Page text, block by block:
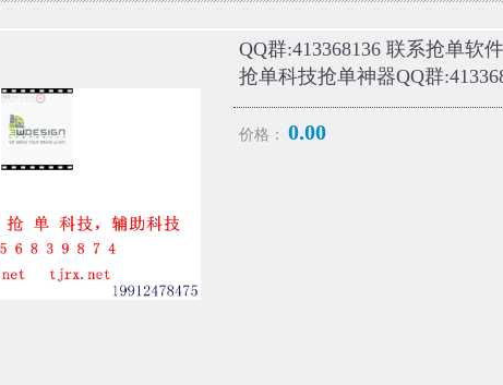
QQ群:413368136 联系抢单软
抢单科技抢单神器QQ群
价格： 0.00